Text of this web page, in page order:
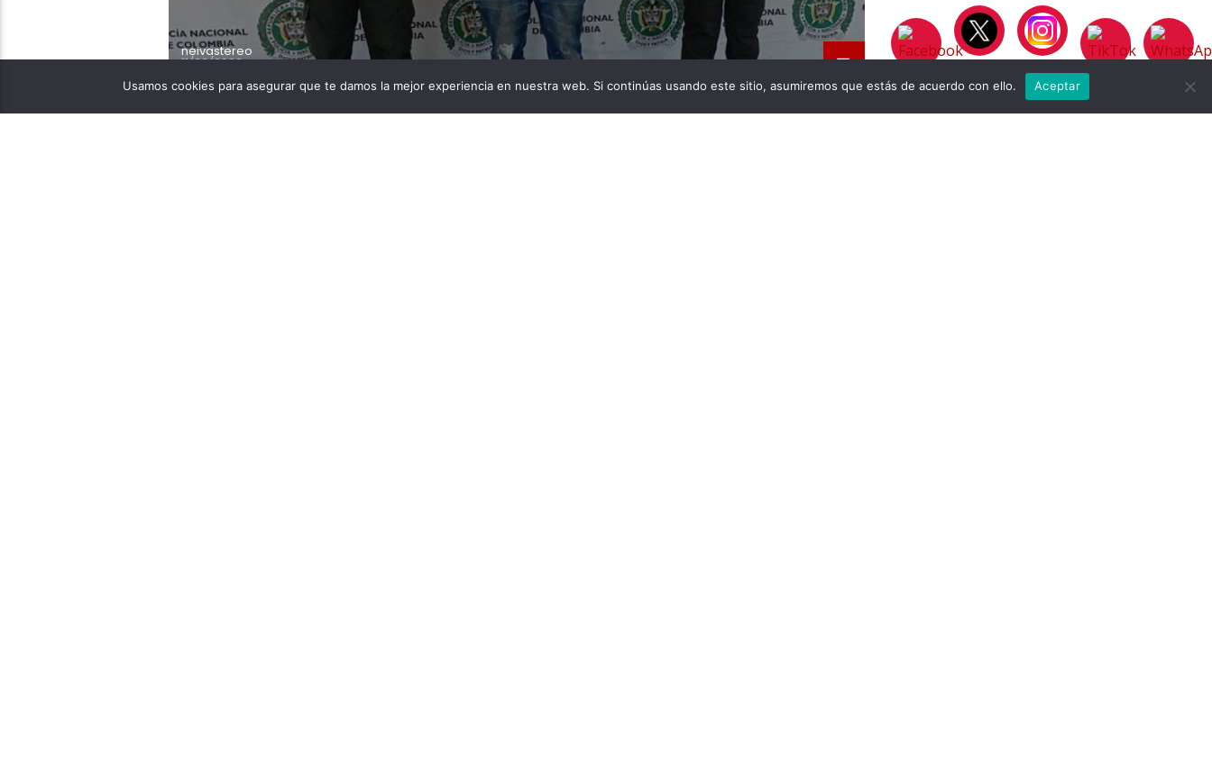
neivastereo
11/08/2022
Usamos cookies para asegurar que te damos la mejor experiencia en nuestra web. Si continúas usando este sitio, asumiremos que estás de acuerdo con ello. Aceptar